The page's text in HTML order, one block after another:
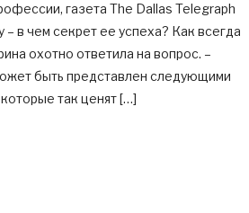
газета The Dallas Telegraph
– в чем секрет ее успеха? Как всегда
охотно ответила на вопрос. –
быть представлен следующими
так ценят […]